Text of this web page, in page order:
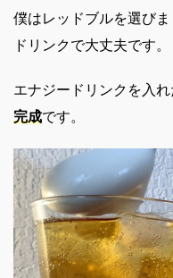
僕はレッドブルを選び
ドリンクで大丈夫です。
エナジードリンクを入れ
完成です。